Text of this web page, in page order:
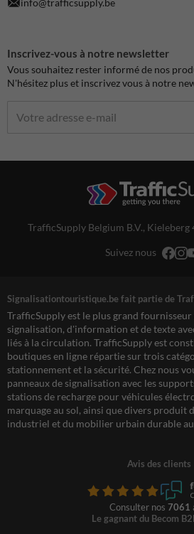
info@trafficsupply.be
Inscrivez-vous à notre newsletter
Vous souhaitez rester informé de nos
N'hésitez plus et inscrivez vous à notre
TrafficSupply Belgium B.V., Kieleberg
Suivez nous
Signalisationtouristique.be fait partie de
TrafficSupply est le plus grand fournisseur
signalisation, d'information et de texte
liés à la circulation. TrafficSupply est
boutiques en ligne répartie sur trois
stationnement et la sécurité. Chez nous
panneaux de signalisation avec les
stations de recharge pour véhicules
marquage au sol, ainsi que divers produit
industriel et du mobilier urbain durable
Avis des clients
Consulter nos 7061
Le gagnant du Becom